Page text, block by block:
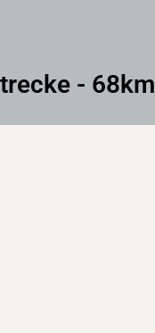
- 68km